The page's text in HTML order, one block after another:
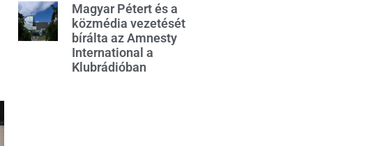
Magyar Pétert és a
közmédia vezetését
bírálta az Amnesty
International a
Klubrádióban